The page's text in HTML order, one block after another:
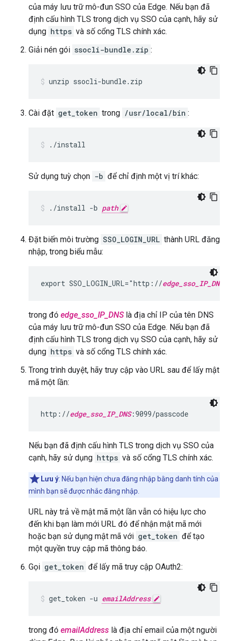
của máy lưu trữ mô-đun SSO của Edge. Nếu bạn đã
định cấu hình TLS trong dịch vụ SSO của cạnh, hãy sử
dụng https và số cổng TLS chính xác.
Giải nén gói ssocli-bundle.zip :
unzip ssocli-bundle.zip
Cài đặt get_token trong /usr/local/bin :
./install
Sử dụng tuỳ chọn -b để chỉ định một vị trí khác:
./install -b path
Đặt biến môi trường SSO_LOGIN_URL thành URL đăng
nhập, trong biểu mẫu:
export SSO_LOGIN_URL="http://edge_sso_IP_DNS
trong đó edge_sso_IP_DNSlà địa chỉ IP của tên DNS
của máy lưu trữ mô-đun SSO của Edge. Nếu bạn đã
định cấu hình TLS trong dịch vụ SSO của cạnh, hãy sử
dụng https và số cổng TLS chính xác.
Trong trình duyệt, hãy truy cập vào URL sau để lấy mật
mã một lần:
http://edge_sso_IP_DNS:9099/passcode
Nếu bạn đã định cấu hình TLS trong dịch vụ SSO của
cạnh, hãy sử dụng https và số cổng TLS chính xác.
Lưu ý: Nếu bạn hiện chưa đăng nhập bằng danh tính của
mình bạn sẽ được nhắc đăng nhập.
URL này trả về mật mã một lần vẫn có hiệu lực cho
đến khi bạn làm mới URL đó để nhận mật mã mới
hoặc bạn sử dụng mật mã với get_token để tạo
một quyền truy cập mã thông báo.
Gọi get_token để lấy mã truy cập OAuth2:
get_token -u emailAddress
trong đó emailAddress là địa chỉ email của một người